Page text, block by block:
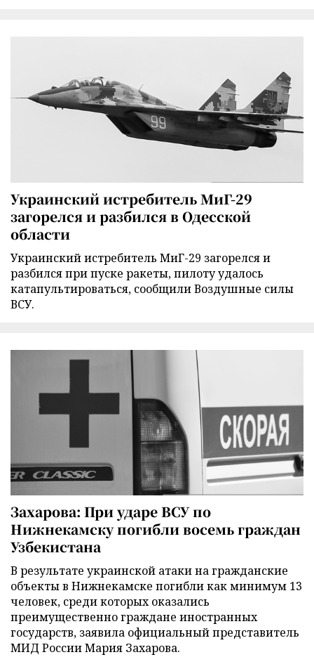
Украинский истребитель МиГ-29
загорелся и разбился в Одесской
области
Украинский истребитель МиГ-29 загорелся и
разбился при пуске ракеты, пилоту удалось
катапультироваться, сообщили Воздушные силы
ВСУ.
Захарова: При ударе ВСУ по
Нижнекамску погибли восемь граждан
Узбекистана
В результате украинской атаки на гражданские
объекты в Нижнекамске погибли как минимум 13
человек, среди которых оказались
преимущественно граждане иностранных
государств, заявила официальный представитель
МИД России Мария Захарова.